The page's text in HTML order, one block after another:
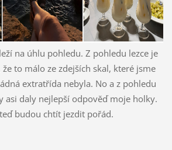
na úhlu pohledu. Z pohledu lezce je
to málo ze zdejších skal, které jsme
extratřída nebyla. No a z pohledu
asi daly nejlepší odpověď moje holky.
budou chtít jezdit pořád.